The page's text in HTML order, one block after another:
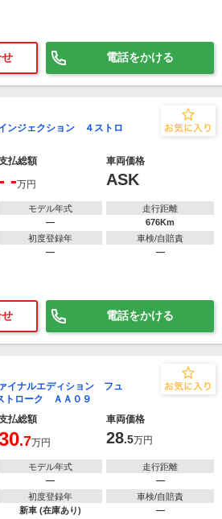
電話をかける
ンジェクション ４ストロ
払総額
車両価格
- -万円 ASK
モデル年式
―
走行距離
676Km
初度登録年
―
車検/自賠責
―
電話をかける
イナルエディション フュ
トローク ＡＡ０９
払総額
車両価格
.7万円 28.5万円
モデル年式
―
走行距離
―
初度登録年
新車 (在庫あり)
車検/自賠責
―